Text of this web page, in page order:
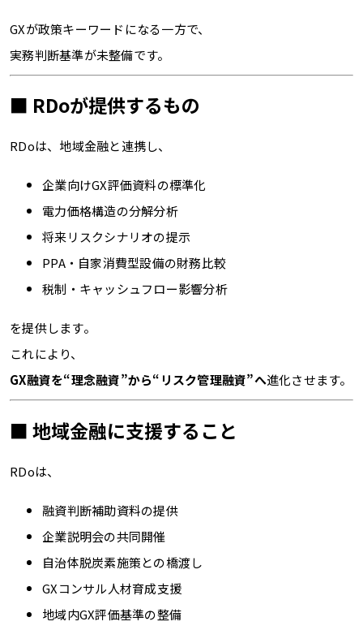
GXが政策キーワードになる一方で、
実務判断基準が未整備です。
■ RDoが提供するもの
RDoは、地域金融と連携し、
企業向けGX評価資料の標準化
電力価格構造の分解分析
将来リスクシナリオの提示
PPA・自家消費型設備の財務比較
税制・キャッシュフロー影響分析
を提供します。
これにより、
GX融資を“理念融資”から“リスク管理融資”へ進化させます。
■ 地域金融に支援すること
RDoは、
融資判断補助資料の提供
企業説明会の共同開催
自治体脱炭素施策との橋渡し
GXコンサル人材育成支援
地域内GX評価基準の整備